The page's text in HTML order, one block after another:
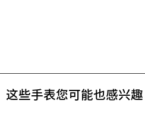
这些手表您可能也感兴趣